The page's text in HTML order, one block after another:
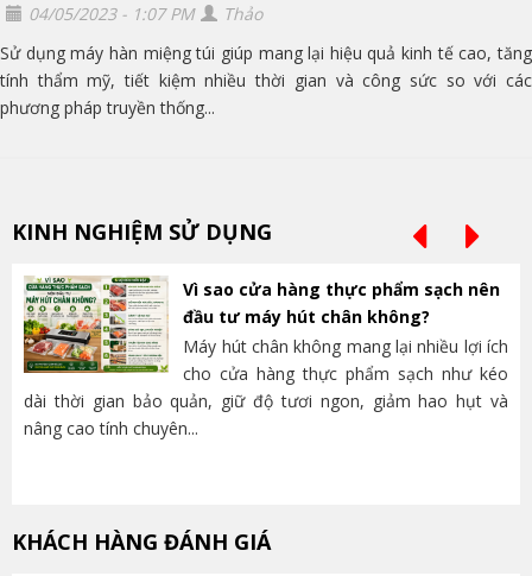
04/05/2023 - 1:07 PM
Thảo
Sử dụng máy hàn miệng túi giúp mang lại hiệu quả kinh tế cao, tăng
tính thẩm mỹ, tiết kiệm nhiều thời gian và công sức so với các
phương pháp truyền thống...
KINH NGHIỆM SỬ DỤNG
Vì sao cửa hàng thực phẩm sạch nên
đầu tư máy hút chân không?
Máy hút chân không mang lại nhiều lợi ích
cho cửa hàng thực phẩm sạch như kéo
dài thời gian bảo quản, giữ độ tươi ngon, giảm hao hụt và
nâng cao tính chuyên...
KHÁCH HÀNG ĐÁNH GIÁ